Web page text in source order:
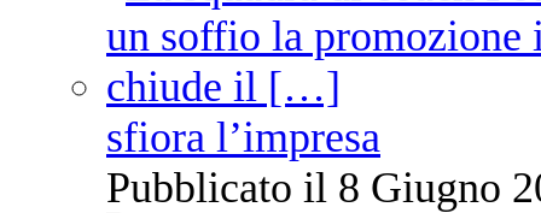
sfiora l’impresa
Pubblicato il 8 Giugno